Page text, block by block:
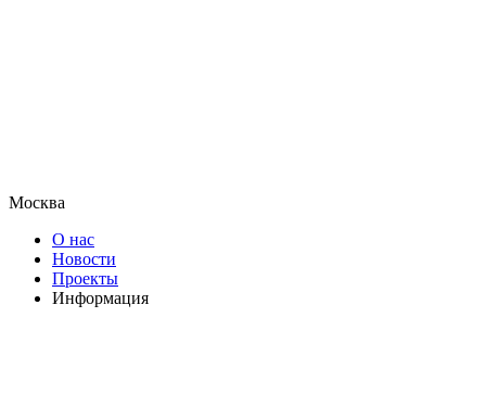
Москва
О нас
Новости
Проекты
Информация